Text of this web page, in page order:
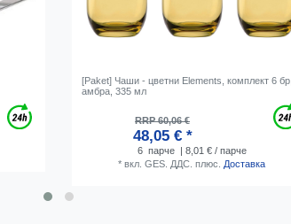
[Paket] Чаши - цветни Elements, комплект 6 бр,
амбра, 335 мл
RRP 60,06 €
48,05 € *
6 парче
| 8,01 € / парче
* вкл. GES. ДДС. плюс. Доставка